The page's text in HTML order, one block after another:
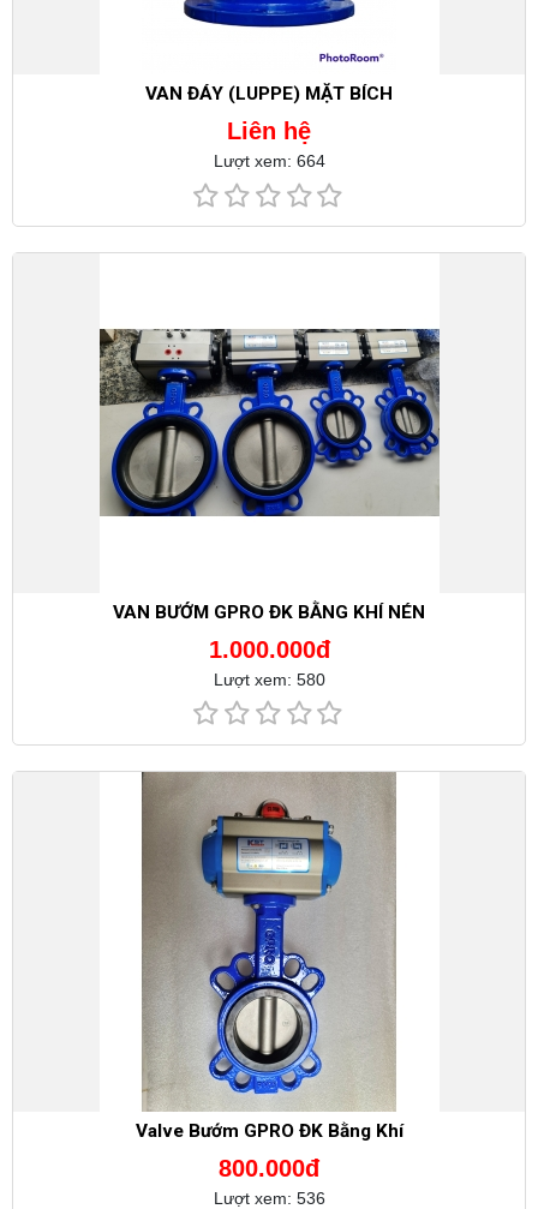
VAN ĐÁY (LUPPE) MẶT BÍCH
Liên hệ
Lượt xem: 664
VAN BƯỚM GPRO ĐK BẰNG KHÍ NÉN
1.000.000đ
Lượt xem: 580
Valve Bướm GPRO ĐK Bằng Khí
800.000đ
Lượt xem: 536